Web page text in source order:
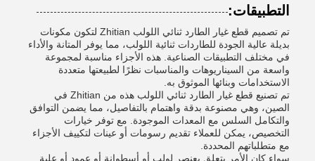
التطبيقات:
تم تصميم قطع غيار الطارد ثنائي اللولب Zhitian لتكون مكونات
بديلة عالية الجودة للطاردات ثنائية اللولب، مما يوفر المتانة والأداء
في مختلف التطبيقات الصناعية. هذه الأجزاء مناسبة لمجموعة
واسعة من السيناريوهات والمناسبات نظرًا لطبيعتها متعددة
الاستخدامات وبنائها الموثوق به.
تم تصنيع قطع غيار الطارد ثنائي اللولب هذه من Zhitian في
الصين، وهي مصنوعة بدقة واهتمام بالتفاصيل، مما يضمن التوافق
والتكامل السلس مع المعدات الموجودة. مع توفر خيارات
التخصيص، يمكن للعملاء تقديم رسومات أو عينات لتكييف الأجزاء
مع متطلباتهم المحددة.
سواء كان الأمر يتعلق بعنصر لولب أو أسطوانة أو عمود أو علبة